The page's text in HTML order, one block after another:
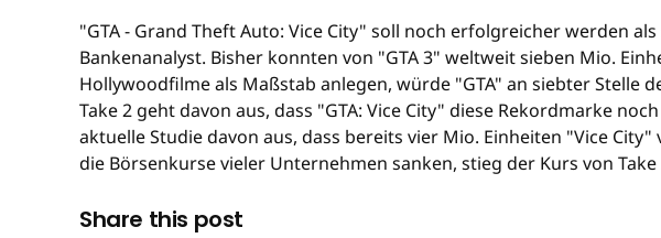
"GTA - Grand Theft Auto: Vice City" soll noch erfolgreicher werden
Bankenanalyst. Bisher konnten von "GTA 3" weltweit sieben Mio.
Hollywoodfilme als Maßstab anlegen, würde "GTA" an siebter Stelle
Take 2 geht davon aus, dass "GTA: Vice City" diese Rekordmarke
aktuelle Studie davon aus, dass bereits vier Mio. Einheiten "Vice
die Börsenkurse vieler Unternehmen sanken, stieg der Kurs von
Share this post